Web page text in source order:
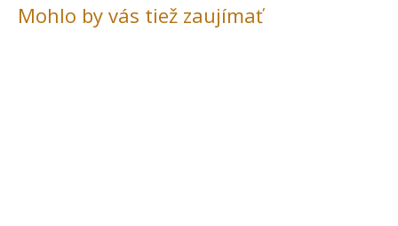
Mohlo by vás tiež zaujímať